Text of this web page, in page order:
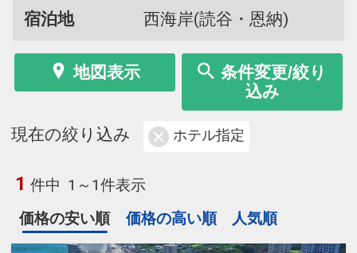
宿泊地
西海岸(読谷・恩納)
地図表示
条件変更/絞り
込み
現在の絞り込み ホテル指定
1 件中 1～1件表示
価格の安い順
価格の高い順 人気順